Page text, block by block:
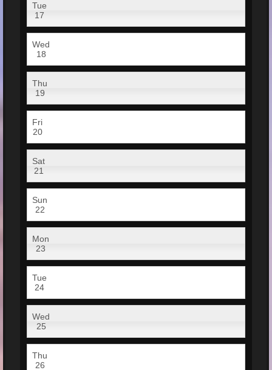
Tue
17
Wed
18
Thu
19
Fri
20
Sat
21
Sun
22
Mon
23
Tue
24
Wed
25
Thu
26